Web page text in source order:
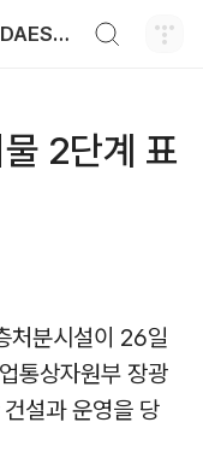
ENERGY KOREA With DAESUNG ENERGY
2단계 표
처분시설이 26일
통상자원부 장광
설과 운영을 당